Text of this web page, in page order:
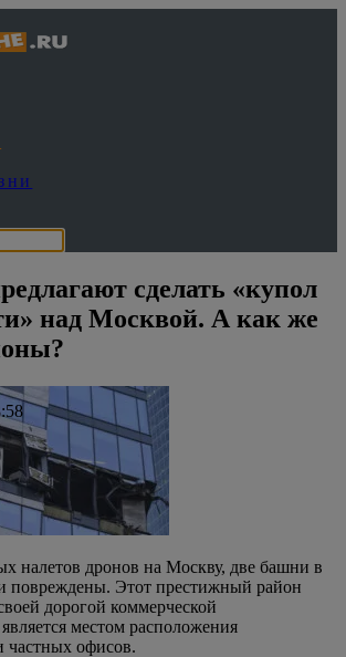
сделать «купол
над Москвой. А как же
налетов дронов на Москву, две башни в
повреждены. Этот престижный район
дорогой коммерческой
местом расположения
частных офисов.